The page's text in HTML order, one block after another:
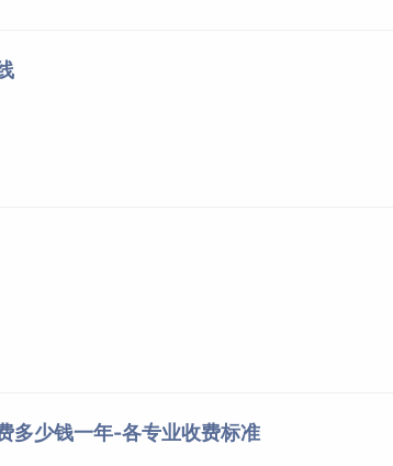
多少钱一年-各专业收费标准